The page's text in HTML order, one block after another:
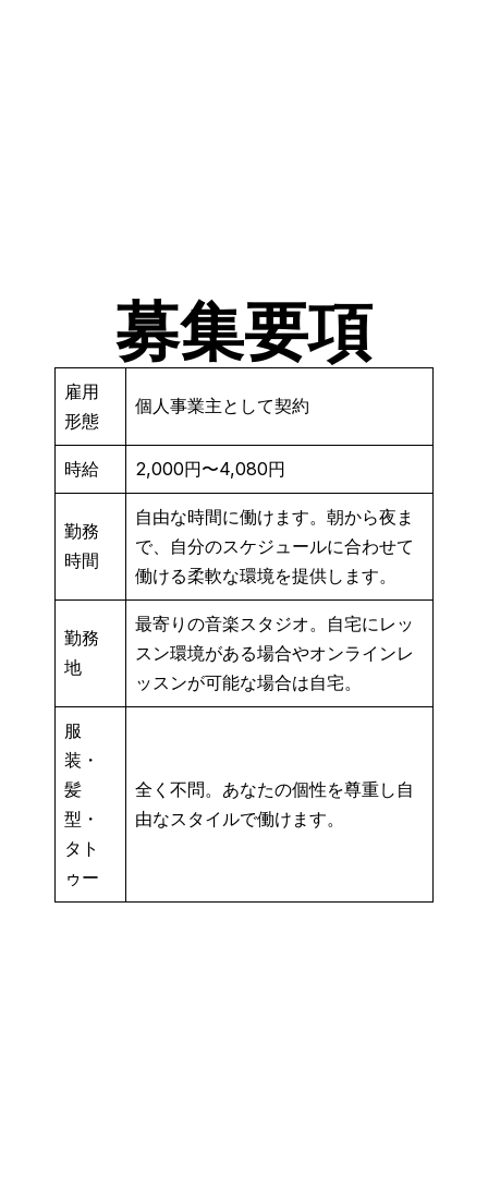
募集要項
雇用
形態
個人事業主として契約
時給 2,000円〜4,080円
勤務
時間
自由な時間に働けます。朝から夜ま
で、自分のスケジュールに合わせて
働ける柔軟な環境を提供します。
勤務
地
最寄りの音楽スタジオ。自宅にレッ
スン環境がある場合やオンラインレ
ッスンが可能な場合は自宅。
服
装・
髪
型・
タト
ゥー
全く不問。あなたの個性を尊重し自
由なスタイルで働けます。